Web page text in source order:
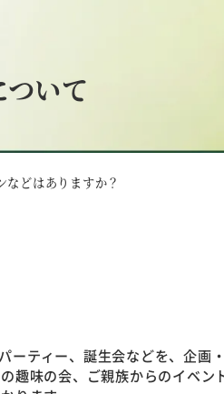
いて
などはありますか？
ーティー、誕生会などを、企画
趣味の会、ご親族からのイベン